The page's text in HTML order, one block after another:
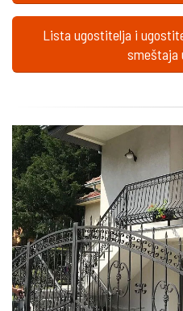
Lista ugostitelja i
smeštaja